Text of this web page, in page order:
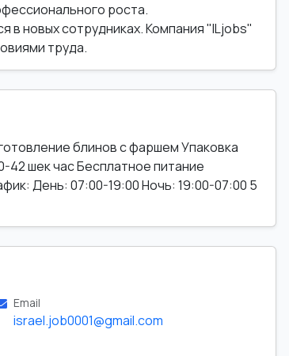
роста.
в новых сотрудниках. Компания "ILjobs"
труда.
блинов с фаршем Упаковка
42 шек час Бесплатное питание
День: 07:00-19:00 Ночь: 19:00-07:00 5
Email
israel.job0001@gmail.com